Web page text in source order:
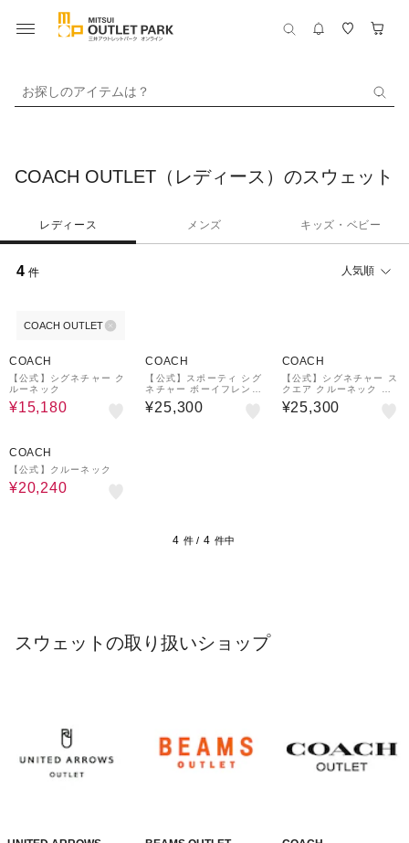
お探しのアイテムは？
COACH OUTLET（レディース）のスウェット
レディース メンズ キッズ・ベビー
4 件 人気順
COACH OUTLET
COACH
【公式】シグネチャー ク
ルーネック
¥15,180
COACH
【公式】スポーティ シグ
ネチャー ボーイフレンド
クルーネック スウェット
シャツ
¥25,300
COACH
【公式】シグネチャー ス
クエア クルーネック セ
ーター
¥25,300
COACH
【公式】クルーネック
¥20,240
4 件 / 4 件中
スウェットの取り扱いショップ